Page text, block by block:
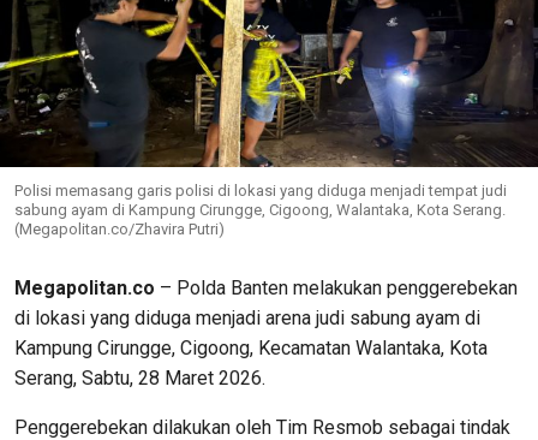
Polisi memasang garis polisi di lokasi yang diduga menjadi tempat judi
sabung ayam di Kampung Cirungge, Cigoong, Walantaka, Kota Serang.
(Megapolitan.co/Zhavira Putri)
Megapolitan.co – Polda Banten melakukan penggerebekan
di lokasi yang diduga menjadi arena judi sabung ayam di
Kampung Cirungge, Cigoong, Kecamatan Walantaka, Kota
Serang, Sabtu, 28 Maret 2026.
Penggerebekan dilakukan oleh Tim Resmob sebagai tindak